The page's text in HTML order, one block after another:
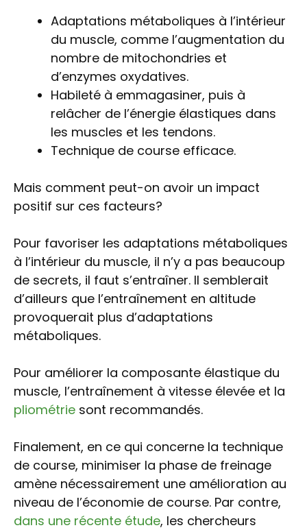
Adaptations métaboliques à l’intérieur
du muscle, comme l’augmentation du
nombre de mitochondries et
d’enzymes oxydatives.
Habileté à emmagasiner, puis à
relâcher de l’énergie élastiques dans
les muscles et les tendons.
Technique de course efficace.
Mais comment peut-on avoir un impact
positif sur ces facteurs?
Pour favoriser les adaptations métaboliques
à l’intérieur du muscle, il n’y a pas beaucoup
de secrets, il faut s’entraîner. Il semblerait
d’ailleurs que l’entraînement en altitude
provoquerait plus d’adaptations
métaboliques.
Pour améliorer la composante élastique du
muscle, l’entraînement à vitesse élevée et la
pliométrie sont recommandés.
Finalement, en ce qui concerne la technique
de course, minimiser la phase de freinage
amène nécessairement une amélioration au
niveau de l’économie de course. Par contre,
dans une récente étude, les chercheurs